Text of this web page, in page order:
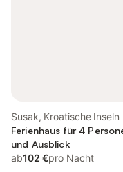
Susak, Kroatische Inseln
Ferienhaus für 4
und Ausblick
ab102 €pro Nacht